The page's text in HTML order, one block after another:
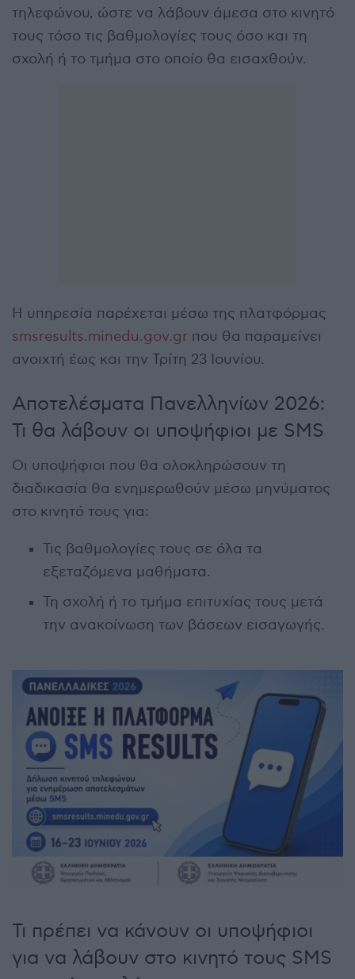
τηλεφώνου, ώστε να λάβουν άμεσα στο κινητό
τους τόσο τις βαθμολογίες τους όσο και τη
σχολή ή το τμήμα στο οποίο θα εισαχθούν.
Η υπηρεσία παρέχεται μέσω της πλατφόρμας
smsresults.minedu.gov.gr που θα παραμείνει
ανοιχτή έως και την Τρίτη 23 Ιουνίου.
Αποτελέσματα Πανελληνίων 2026:
Τι θα λάβουν οι υποψήφιοι με SMS
Οι υποψήφιοι που θα ολοκληρώσουν τη
διαδικασία θα ενημερωθούν μέσω μηνύματος
στο κινητό τους για:
Τις βαθμολογίες τους σε όλα τα
εξεταζόμενα μαθήματα.
Τη σχολή ή το τμήμα επιτυχίας τους μετά
την ανακοίνωση των βάσεων εισαγωγής.
Τι πρέπει να κάνουν οι υποψήφιοι
για να λάβουν στο κινητό τους SMS